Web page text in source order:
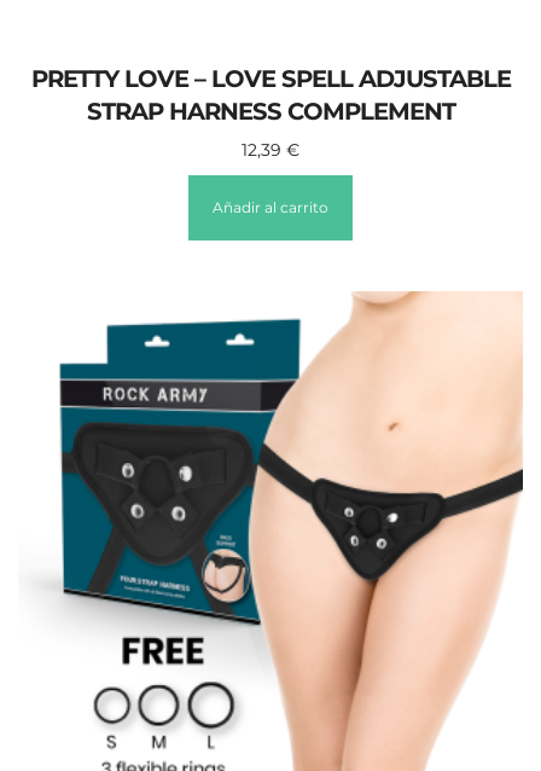
PRETTY LOVE – LOVE SPELL ADJUSTABLE
STRAP HARNESS COMPLEMENT
12,39 €
Añadir al carrito